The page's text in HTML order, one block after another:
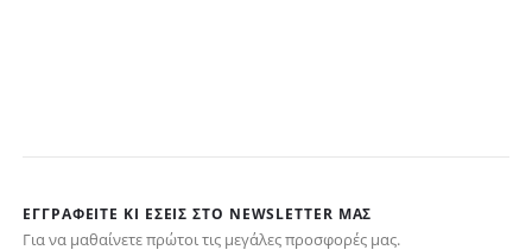
ΕΓΓΡΑΦΕΊΤΕ ΚΙ ΕΣΕΊΣ ΣΤΟ NEWSLETTER ΜΑΣ
Για να μαθαίνετε πρώτοι τις μεγάλες προσφορές μας.